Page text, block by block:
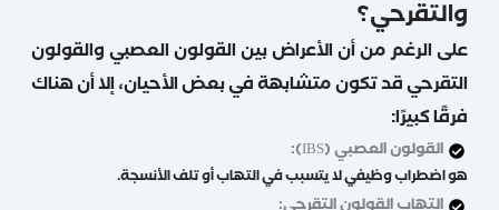
والتقرحي؟
على الرغم من أن الأعراض بين القولون العصبي والقولون
التقرحي قد تكون متشابهة في بعض الأحيان، إلا أن هناك
فرقًا كبيرًا:
القولون العصبي (IBS):
هو اضطراب وظيفي لا يتسبب في التهاب أو تلف الأنسجة.